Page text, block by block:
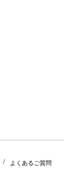
よくあるご質問